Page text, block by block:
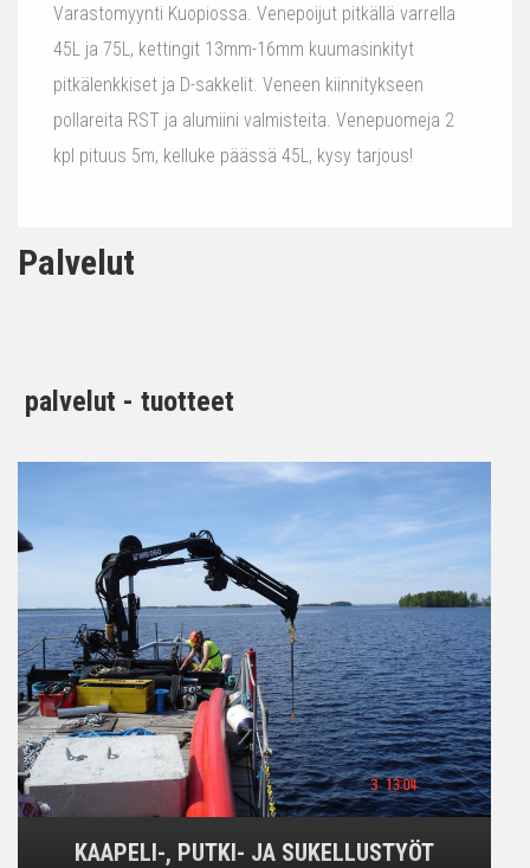
Varastomyynti Kuopiossa. Venepoijut pitkällä varrella
45L ja 75L, kettingit 13mm-16mm kuumasinkityt
pitkälenkkiset ja D-sakkelit. Veneen kiinnitykseen
pollareita RST ja alumiini valmisteita. Venepuomeja 2
kpl pituus 5m, kelluke päässä 45L, kysy tarjous!
Palvelut
palvelut - tuotteet
KAAPELI-, PUTKI- JA SUKELLUSTYÖT